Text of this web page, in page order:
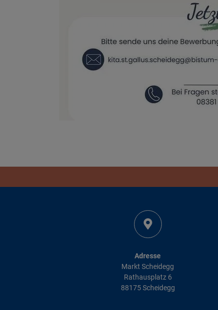
Adresse
Markt Scheidegg
Rathausplatz 6
88175 Scheidegg